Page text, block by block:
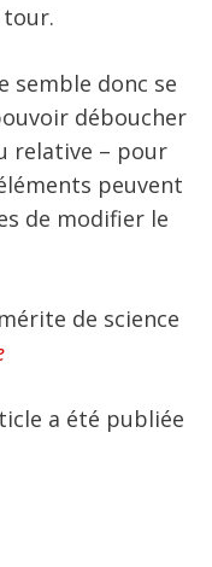
tour.
semble donc se
déboucher
relative – pour
peuvent
de modifier le
de science
a été publiée